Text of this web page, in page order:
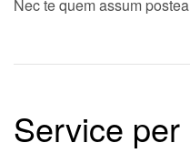
Nec te quem assum
Service